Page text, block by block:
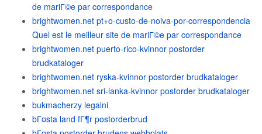
de mariГ©e par correspondance
brightwomen.net pt+o-custo-de-noiva-por-correspondencia
Quel est le meilleur site de mariГ©e par correspondance
brightwomen.net puerto-rico-kvinnor postorder
brudkataloger
brightwomen.net ryska-kvinnor postorder brudkataloger
brightwomen.net sri-lanka-kvinnor postorder brudkataloger
bukmacherzy legalni
bГ¤sta land fГ¶r postorderbrud